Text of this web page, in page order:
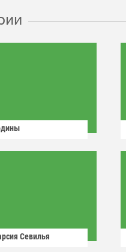
Севилья